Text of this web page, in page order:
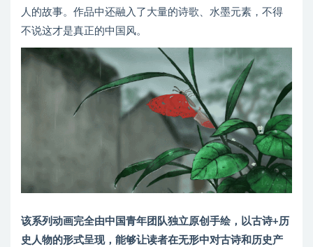
人的故事。作品中还融入了大量的诗歌、水墨元素，不得
不说这才是真正的中国风。
该系列动画完全由中国青年团队独立原创手绘，以古诗+历
史人物的形式呈现，能够让读者在无形中对古诗和历史产